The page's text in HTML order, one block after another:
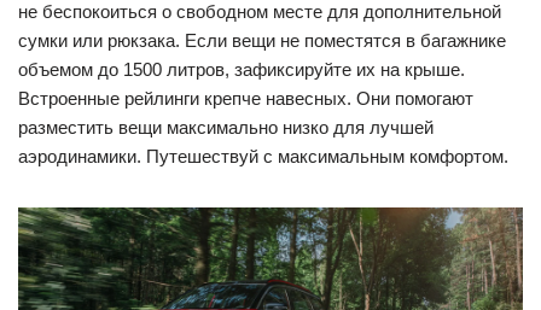
не беспокоиться о свободном месте для дополнительной
сумки или рюкзака. Если вещи не поместятся в багажнике
объемом до 1500 литров, зафиксируйте их на крыше.
Встроенные рейлинги крепче навесных. Они помогают
разместить вещи максимально низко для лучшей
аэродинамики. Путешествуй с максимальным комфортом.